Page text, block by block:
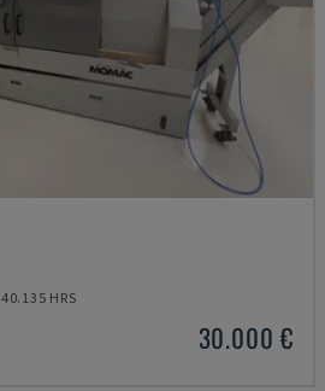
40.135 HRS
30.000 €